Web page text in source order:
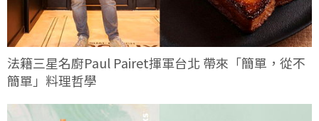
法籍三星名廚Paul Pairet揮軍台北 帶來「簡單，從不
簡單」料理哲學